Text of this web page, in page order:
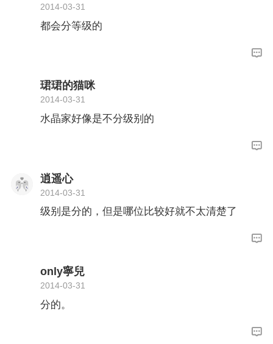
2014-03-31
都会分等级的
珺珺的猫咪
2014-03-31
水晶家好像是不分级别的
逍遥心
2014-03-31
级别是分的，但是哪位比较好就不太清楚了
only寧兒
2014-03-31
分的。